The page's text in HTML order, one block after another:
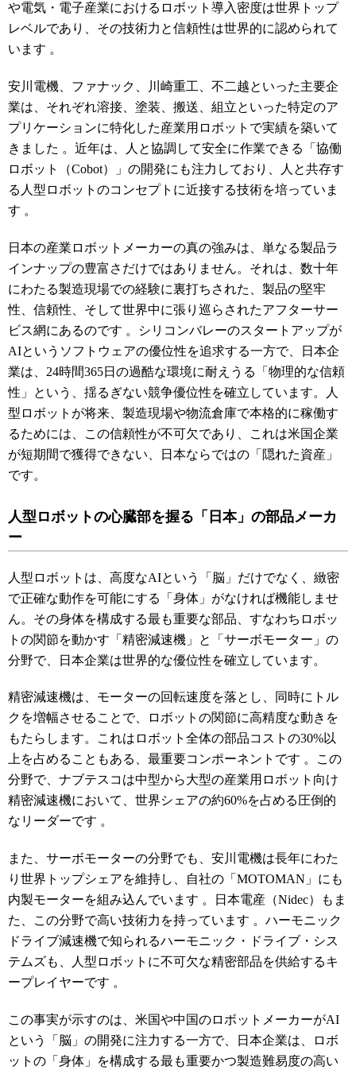
や電気・電子産業におけるロボット導入密度は世界トップ
レベルであり、その技術力と信頼性は世界的に認められて
います 。
安川電機、ファナック、川崎重工、不二越といった主要企
業は、それぞれ溶接、塗装、搬送、組立といった特定のア
プリケーションに特化した産業用ロボットで実績を築いて
きました 。近年は、人と協調して安全に作業できる「協働
ロボット（Cobot）」の開発にも注力しており、人と共存す
る人型ロボットのコンセプトに近接する技術を培っていま
す 。
日本の産業ロボットメーカーの真の強みは、単なる製品ラ
インナップの豊富さだけではありません。それは、数十年
にわたる製造現場での経験に裏打ちされた、製品の堅牢
性、信頼性、そして世界中に張り巡らされたアフターサー
ビス網にあるのです 。シリコンバレーのスタートアップが
AIというソフトウェアの優位性を追求する一方で、日本企
業は、24時間365日の過酷な環境に耐えうる「物理的な信頼
性」という、揺るぎない競争優位性を確立しています。人
型ロボットが将来、製造現場や物流倉庫で本格的に稼働す
るためには、この信頼性が不可欠であり、これは米国企業
が短期間で獲得できない、日本ならではの「隠れた資産」
です。
人型ロボットの心臓部を握る「日本」の部品メーカ
ー
人型ロボットは、高度なAIという「脳」だけでなく、緻密
で正確な動作を可能にする「身体」がなければ機能しませ
ん。その身体を構成する最も重要な部品、すなわちロボッ
トの関節を動かす「精密減速機」と「サーボモーター」の
分野で、日本企業は世界的な優位性を確立しています。
精密減速機は、モーターの回転速度を落とし、同時にトル
クを増幅させることで、ロボットの関節に高精度な動きを
もたらします。これはロボット全体の部品コストの30%以
上を占めることもある、最重要コンポーネントです 。この
分野で、ナブテスコは中型から大型の産業用ロボット向け
精密減速機において、世界シェアの約60%を占める圧倒的
なリーダーです 。
また、サーボモーターの分野でも、安川電機は長年にわた
り世界トップシェアを維持し、自社の「MOTOMAN」にも
内製モーターを組み込んでいます 。日本電産（Nidec）もま
た、この分野で高い技術力を持っています 。ハーモニック
ドライブ減速機で知られるハーモニック・ドライブ・シス
テムズも、人型ロボットに不可欠な精密部品を供給するキ
ープレイヤーです 。
この事実が示すのは、米国や中国のロボットメーカーがAI
という「脳」の開発に注力する一方で、日本企業は、ロボ
ットの「身体」を構成する最も重要かつ製造難易度の高い